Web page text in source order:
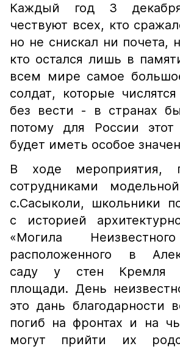
Каждый год 3
чествуют всех, кто
но не снискал ни почета,
кто остался лишь в
всем мире самое
солдат, которые
без вести - в странах
потому для России этот
будет иметь особое
В ходе мероприятия,
сотрудниками
с.Сасыколи, школьники
с историей
«Могила
расположенного в
саду у стен Кремля
площади. День
это дань благодарности
погиб на фронтах и на
могут прийти их